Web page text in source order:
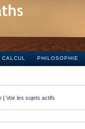
CALCUL PHILOSOPHIE
| Voir les sujets actifs